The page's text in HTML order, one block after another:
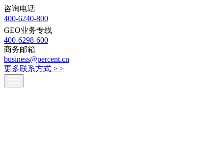
咨询电话
400-6240-800
GEO业务专线
400-6298-600
商务邮箱
business@percent.cn
更多联系方式 > >